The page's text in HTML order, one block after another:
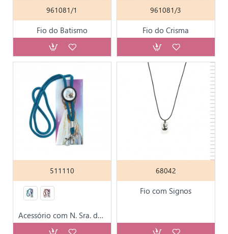
961081/1
Fio do Batismo
961081/3
Fio do Crisma
511110
Acessório com N. Sra. de Fatima para Porta Chaves
68042
Fio com Signos